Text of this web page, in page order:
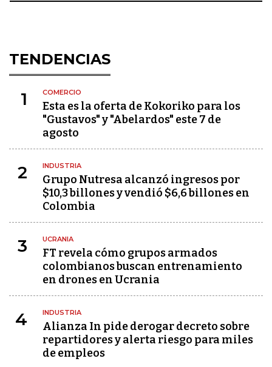
TENDENCIAS
1 COMERCIO
Esta es la oferta de Kokoriko para los
"Gustavos" y "Abelardos" este 7 de
agosto
2 INDUSTRIA
Grupo Nutresa alcanzó ingresos por
$10,3 billones y vendió $6,6 billones en
Colombia
3 UCRANIA
FT revela cómo grupos armados
colombianos buscan entrenamiento
en drones en Ucrania
4 INDUSTRIA
Alianza In pide derogar decreto sobre
repartidores y alerta riesgo para miles
de empleos